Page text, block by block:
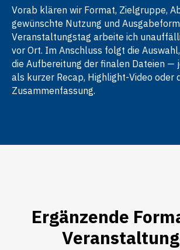
Vorab klären wir Format, Zielgruppe,
gewünschte Nutzung und
Veranstaltungstag arbeite ich
vor Ort. Im Anschluss folgt die
die Aufbereitung der finalen Dateien —
als kurzer Recap, Highlight-Video oder
Zusammenfassung.
Ergänzende